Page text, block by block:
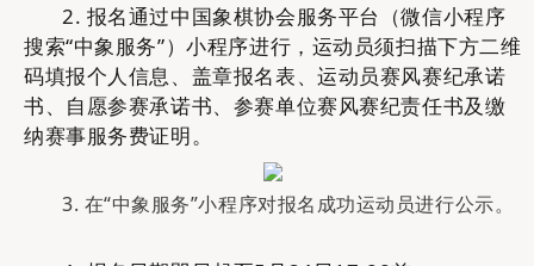
2. 报名通过中国象棋协会服务平台（微信小程序
搜索“中象服务”）小程序进行，运动员须扫描下方二维
码填报个人信息、盖章报名表、运动员赛风赛纪承诺
书、自愿参赛承诺书、参赛单位赛风赛纪责任书及缴
纳赛事服务费证明。
3. 在“中象服务”小程序对报名成功运动员进行公示。